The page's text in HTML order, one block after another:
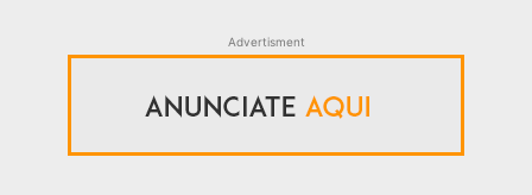
Advertisment